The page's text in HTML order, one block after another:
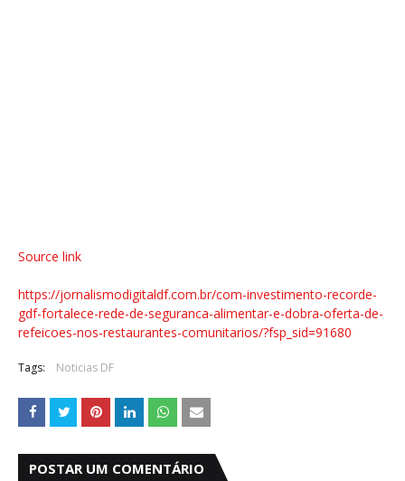
Source link
https://jornalismodigitaldf.com.br/com-investimento-recorde-
gdf-fortalece-rede-de-seguranca-alimentar-e-dobra-oferta-de-
refeicoes-nos-restaurantes-comunitarios/?fsp_sid=91680
Tags: Noticias DF
POSTAR UM COMENTÁRIO